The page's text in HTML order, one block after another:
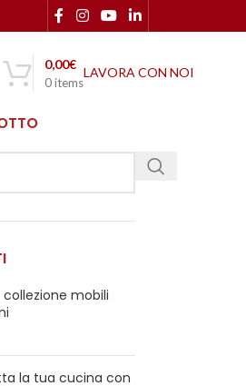
0items
0,00€
LAVORA CON NOI
collezione mobili
la tua cucina con